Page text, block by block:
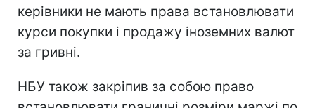
керівники не мають права встановлювати
курси покупки і продажу іноземних валют
за гривні.
НБУ також закріпив за собою право